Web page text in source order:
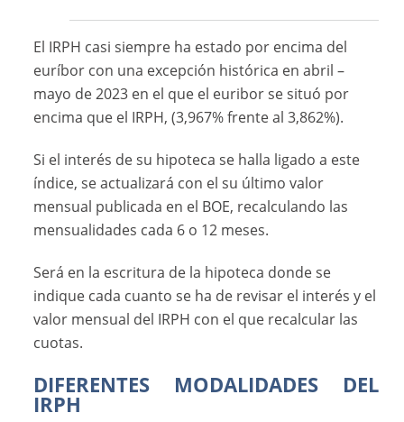
El IRPH casi siempre ha estado por encima del
euríbor con una excepción histórica en abril –
mayo de 2023 en el que el euribor se situó por
encima que el IRPH, (3,967% frente al 3,862%).
Si el interés de su hipoteca se halla ligado a este
índice, se actualizará con el su último valor
mensual publicada en el BOE, recalculando las
mensualidades cada 6 o 12 meses.
Será en la escritura de la hipoteca donde se
indique cada cuanto se ha de revisar el interés y el
valor mensual del IRPH con el que recalcular las
cuotas.
DIFERENTES MODALIDADES DEL
IRPH